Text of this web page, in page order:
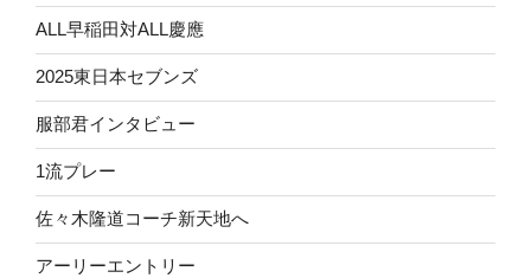
ALL早稲田対ALL慶應
2025東日本セブンズ
服部君インタビュー
1流プレー
佐々木隆道コーチ新天地へ
アーリーエントリー